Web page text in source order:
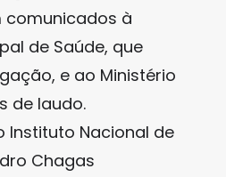
à
de Saúde, que
e ao Ministério
de laudo.
Instituto Nacional de
Chagas